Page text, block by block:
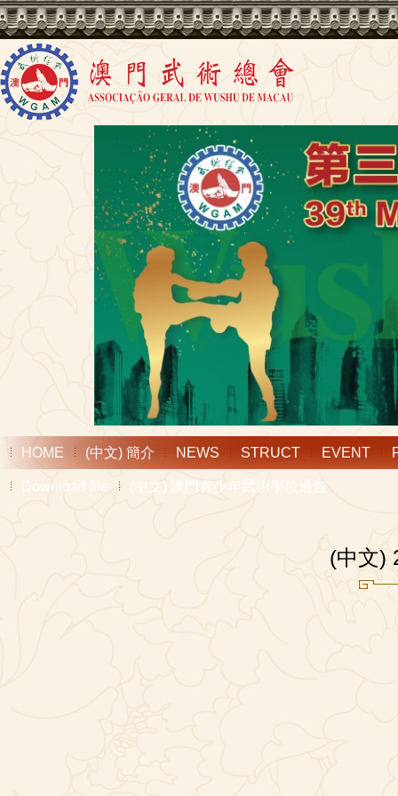
HOME (中文) 簡介 NEWS STRUCT EVENT
Download file (中文) 澳門青少年武術學校通告
(中文)